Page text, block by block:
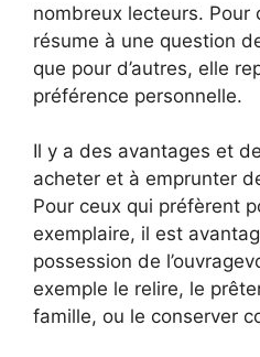
nombreux lecteurs. Pour
résume à une question
que pour d’autres, elle
préférence personnelle.
Il y a des avantages et
acheter et à emprunter
Pour ceux qui préfèrent
exemplaire, il est
possession de
exemple le relire, le
famille, ou le conserver